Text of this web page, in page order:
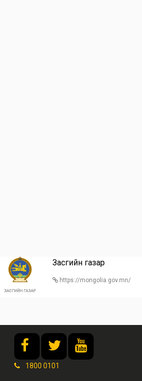
Засгийн газар
https://mongolia.gov.mn/
1800 0101